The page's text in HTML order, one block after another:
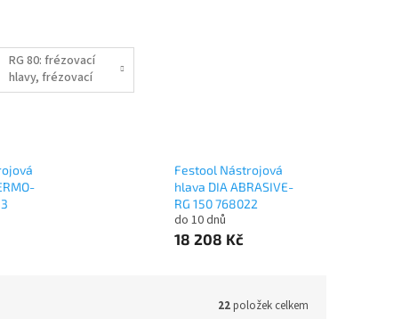
RG 80: frézovací
hlavy, frézovací
kolečka, brusné
Festool Nástrojová
hlava DIA ABRASIVE-
RG 150 768022
do 10 dnů
18 208 Kč
22položek celkem